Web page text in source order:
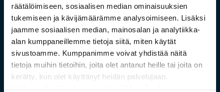
räätälöimiseen, sosiaalisen median ominaisuuksien
tukemiseen ja kävijämäärämme analysoimiseen. Lisäksi
jaamme sosiaalisen median, mainosalan ja analytiikka-
alan kumppaneillemme tietoja siitä, miten käytät
sivustoamme. Kumppanimme voivat yhdistää näitä
tietoja muihin tietoihin, joita olet antanut heille tai joita on
kerätty, kun olet käyttänyt heidän palvelujaan.
Saamelaismuseon ja
luontokeskuksen esineistölle
sopivat ilmastoidut ja
kestävät säilytysratkaisut
Lue lisää »